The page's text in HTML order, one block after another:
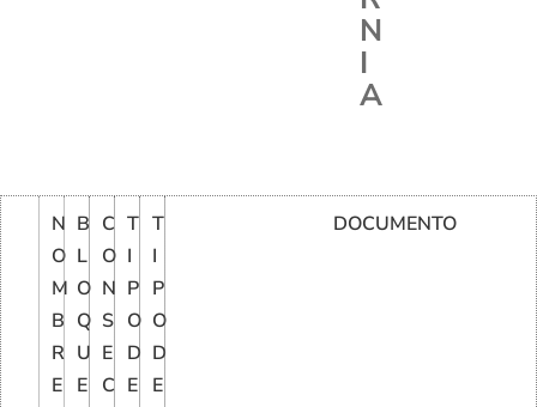
N
I
A
N
O
M
B
R
E
B
L
O
Q
U
E
C
O
N
S
E
C
T
I
P
O
D
E
T
I
P
O
D
E
DOCUMENTO